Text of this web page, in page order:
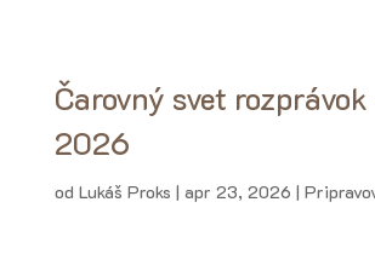
Čarovný svet
2026
od Lukáš Proks | apr 23, 2026 |